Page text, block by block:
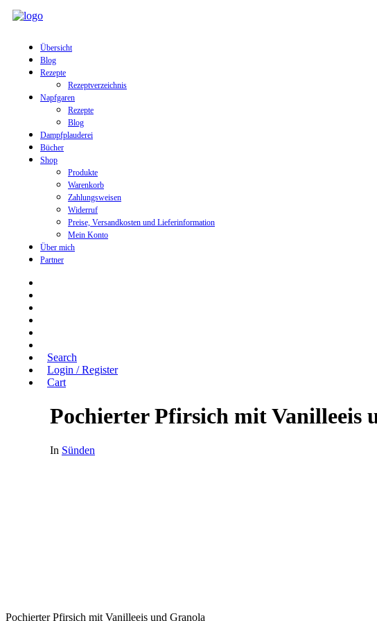
Übersicht
Blog
Rezepte
Rezeptverzeichnis
Napfgaren
Rezepte
Blog
Dampfplauderei
Bücher
Shop
Produkte
Warenkorb
Zahlungsweisen
Widerruf
Preise, Versandkosten und Lieferinformation
Mein Konto
Über mich
Partner
Search
Login / Register
Cart
Pochierter Pfirsich mit Vanilleeis
In Sünden
Pochierter Pfirsich mit Vanilleeis und Granola